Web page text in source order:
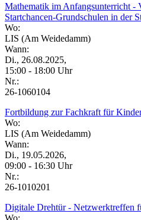
Mathematik im Anfangsunterricht -
Startchancen-Grundschulen in der
Wo:
LIS (Am Weidedamm)
Wann:
Di., 26.08.2025,
15:00 - 18:00 Uhr
Nr.:
26-1060104
Fortbildung zur Fachkraft für
Wo:
LIS (Am Weidedamm)
Wann:
Di., 19.05.2026,
09:00 - 16:30 Uhr
Nr.:
26-1010201
Digitale Drehtür - Netzwerktreffen
Wo: